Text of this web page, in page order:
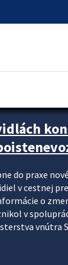
do praxe
v cestnej
o
v
vnútra